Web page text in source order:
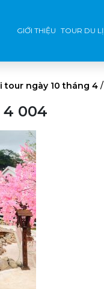
GIỚI THIỆU TOUR DU
tour ngày 10 tháng 4 /
4 004